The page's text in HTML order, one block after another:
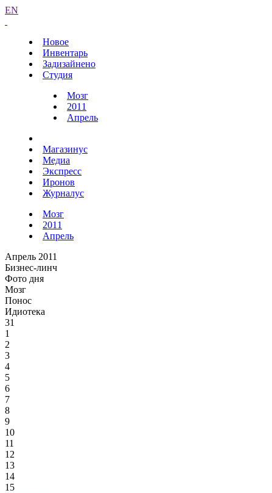
EN
Новое
Инвентарь
Задизайнено
Студия
Мозг
2011
Апрель
Магазинус
Медиа
Экспресс
Иронов
Журналус
Мозг
2011
Апрель
Апрель 2011
Бизнес-линч
Фото дня
Мозг
Понос
Идиотека
31
1
2
3
4
5
6
7
8
9
10
11
12
13
14
15